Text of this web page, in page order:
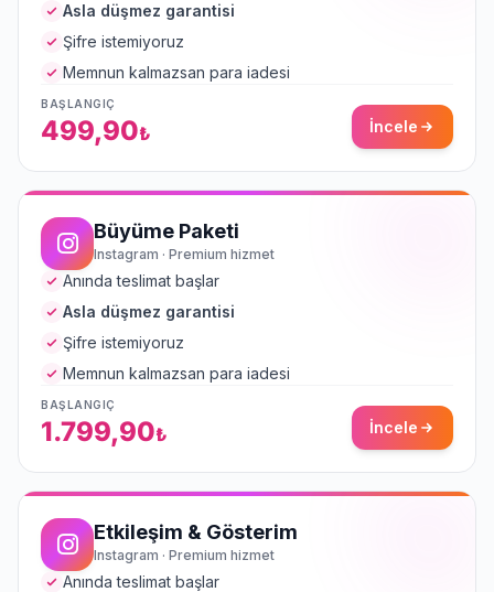
Asla düşmez garantisi
Şifre istemiyoruz
Memnun kalmazsan para iadesi
BAŞLANGIÇ
499,90₺ İncele
Büyüme Paketi
Instagram · Premium hizmet
Anında teslimat başlar
Asla düşmez garantisi
Şifre istemiyoruz
Memnun kalmazsan para iadesi
BAŞLANGIÇ
1.799,90₺ İncele
Etkileşim & Gösterim
Instagram · Premium hizmet
Anında teslimat başlar